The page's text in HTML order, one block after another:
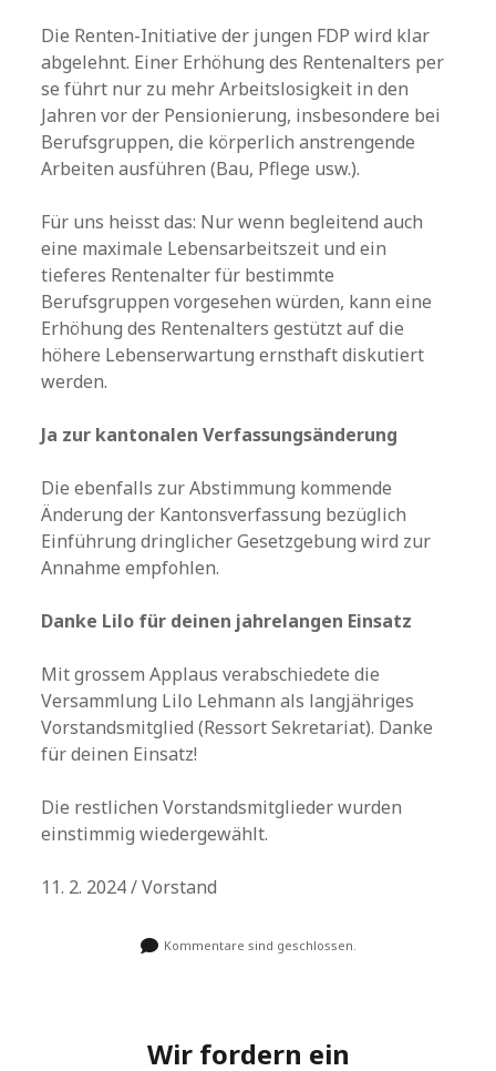
Die Renten-Initiative der jungen FDP wird klar
abgelehnt. Einer Erhöhung des Rentenalters per
se führt nur zu mehr Arbeitslosigkeit in den
Jahren vor der Pensionierung, insbesondere bei
Berufsgruppen, die körperlich anstrengende
Arbeiten ausführen (Bau, Pflege usw.).
Für uns heisst das: Nur wenn begleitend auch
eine maximale Lebensarbeitszeit und ein
tieferes Rentenalter für bestimmte
Berufsgruppen vorgesehen würden, kann eine
Erhöhung des Rentenalters gestützt auf die
höhere Lebenserwartung ernsthaft diskutiert
werden.
Ja zur kantonalen Verfassungsänderung
Die ebenfalls zur Abstimmung kommende
Änderung der Kantonsverfassung bezüglich
Einführung dringlicher Gesetzgebung wird zur
Annahme empfohlen.
Danke Lilo für deinen jahrelangen Einsatz
Mit grossem Applaus verabschiedete die
Versammlung Lilo Lehmann als langjähriges
Vorstandsmitglied (Ressort Sekretariat). Danke
für deinen Einsatz!
Die restlichen Vorstandsmitglieder wurden
einstimmig wiedergewählt.
11. 2. 2024 / Vorstand
Kommentare sind geschlossen.
Wir fordern ein